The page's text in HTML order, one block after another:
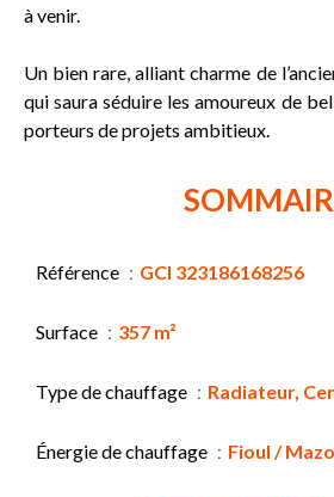
à venir.
Un bien rare, alliant charme de
qui saura séduire les amoureux de
porteurs de projets ambitieux.
Référence GCI 323186168256
Surface 357 m²
Type de chauffage Radiateur,
Énergie de chauffage Fioul /